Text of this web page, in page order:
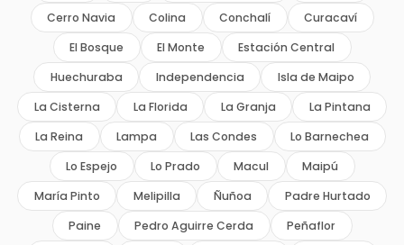
Cerro Navia
Colina Conchalí
Curacaví
El Bosque
El Monte
Estación Central
Huechuraba
Independencia
Isla de Maipo
La Cisterna
La Florida La Granja
La Pintana
La Reina
Lampa Las Condes
Lo Barnechea
Lo Espejo
Lo Prado Macul
Maipú
María Pinto
Melipilla Ñuñoa
Padre Hurtado
Paine
Pedro Aguirre Cerda Peñaflor